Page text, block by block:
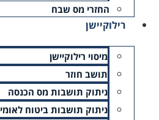
החזרי מס שבח
רילוקיישן
מיסוי רילוקיישן
תושב חוזר
ניתוק תושבות מס הכנסה
ניתוק תושבות ביטוח לאומי
שלח בקשה